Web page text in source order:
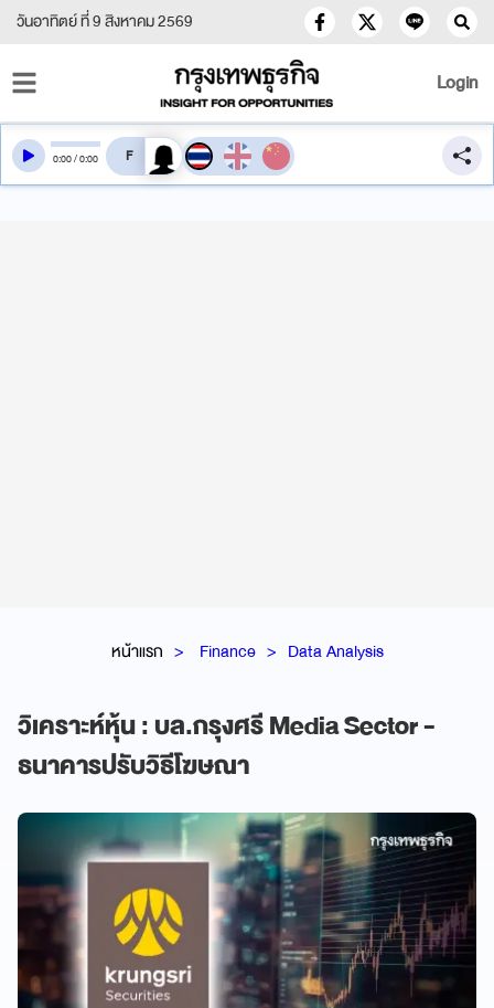
วันอาทิตย์ ที่ 9 สิงหาคม 2569
Login
หน้าแรก Finance Data Analysis
วิเคราะห์หุ้น : บล.กรุงศรี Media Sector -
ธนาคารปรับวิธีโฆษณา
0:00/0:00 สลับเสียงอ่าน